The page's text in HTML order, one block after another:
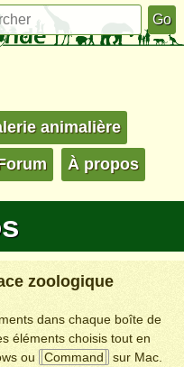
animalière
À propos
zoologique
dans chaque boîte de
éléments choisis tout en
ou Command
sur Mac.